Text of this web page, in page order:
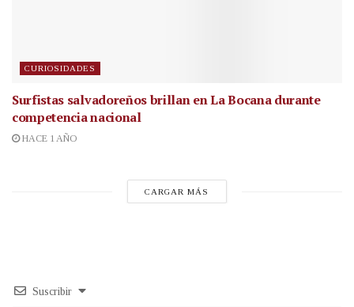
CURIOSIDADES
Surfistas salvadoreños brillan en La Bocana durante
competencia nacional
HACE 1 AÑO
CARGAR MÁS
Suscribir